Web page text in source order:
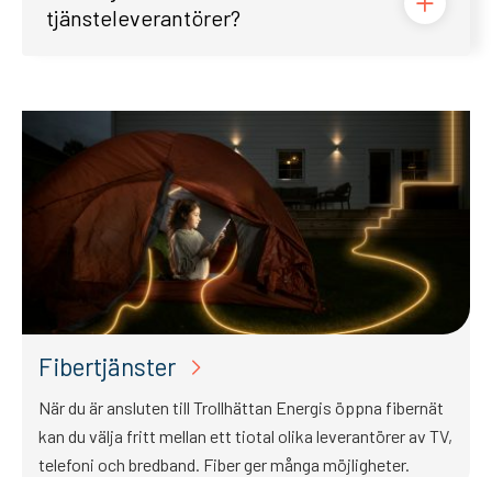
tjänsteleverantörer?
Fibertjänster
När du är ansluten till Trollhättan Energis öppna fibernät
kan du välja fritt mellan ett tiotal olika leverantörer av TV,
telefoni och bredband. Fiber ger många möjligheter.